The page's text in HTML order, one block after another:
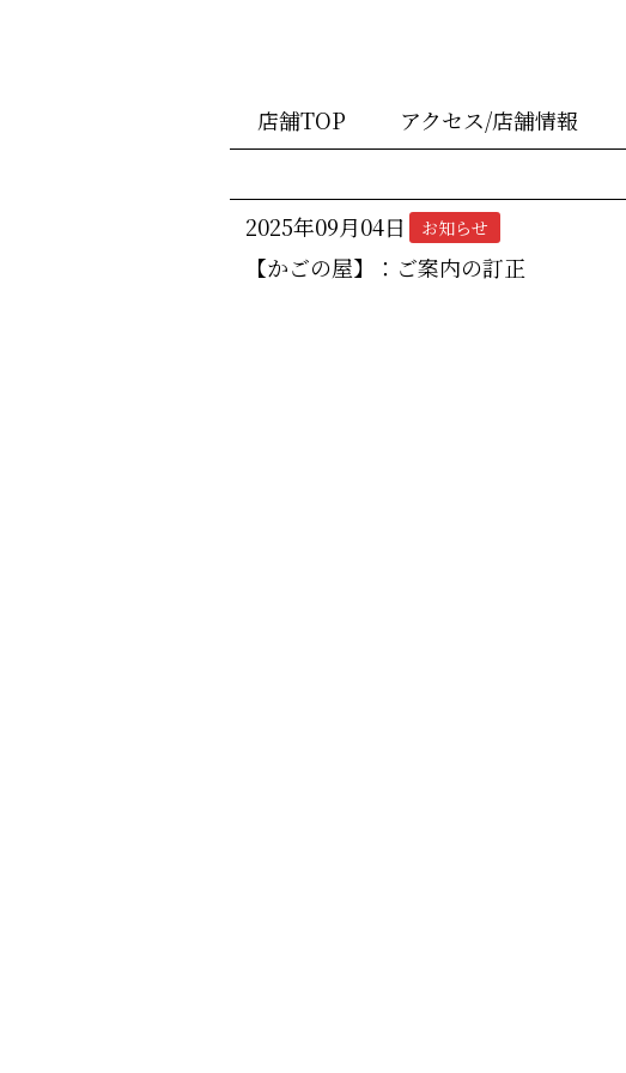
店舗TOP アクセス/店舗情報
2025年09月04日 お知らせ
【かごの屋】：ご案内の訂正